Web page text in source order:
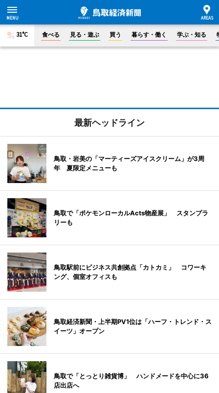
31°C 食べる 見る・遊ぶ 買う 暮らす・働く 学ぶ・知る
最新ヘッドライン
鳥取・岩美の「マーティーズアイスクリーム」が3周
年 夏限定メニューも
鳥取で「ポケモンローカルActs物産展」 スタンプラ
リーも
鳥取駅前にビジネス共創拠点「カトカミ」 コワーキ
ング、個室オフィスも
鳥取経済新聞・上半期PV1位は「ハーフ・トレンド・ス
イーツ」オープン
鳥取で「とっとり雑貨博」 ハンドメードを中心に36
店出店へ